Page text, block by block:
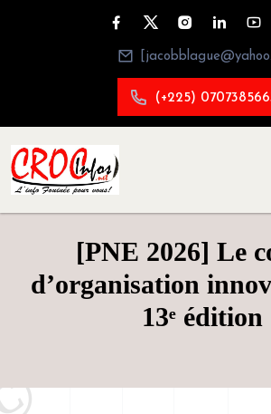
(+225)
[PNE 2026] Le
d’organisation
13ᵉ édition